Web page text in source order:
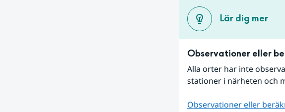
Lär dig mer
Observationer eller
Alla orter har inte
stationer i närheten och
Observationer eller